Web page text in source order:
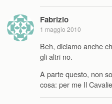
Fabrizio
1 maggio 2010
Beh, diciamo anche
gli altri no.
A parte questo, non
cosa: per me Il